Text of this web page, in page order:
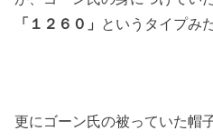
「１２６０」
というタイプみ
更にゴーン氏の被っていた帽